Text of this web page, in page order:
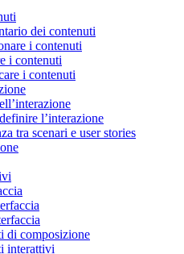
dei contenuti
i contenuti
i contenuti
i contenuti
l’interazione
tra scenari e user stories
di composizione
interattivi